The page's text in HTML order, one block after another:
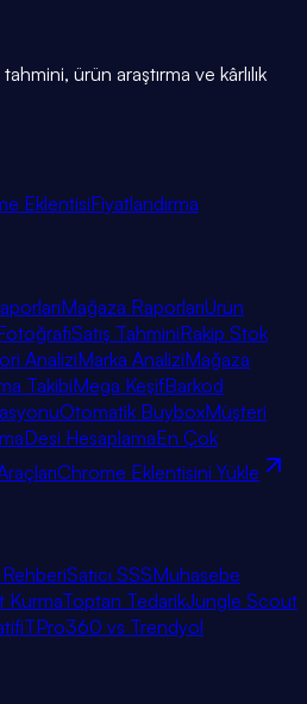
ürün araştırma ve kârlılık
EklentisiFiyatlandırma
Mağaza RaporlarıÜrün
Satış TahminiRakip Stok
AnaliziMarka AnaliziMağaza
TakibiMega KeşifBarkod
Otomatik BuyboxMüşteri
Desi HesaplamaEn Çok
Chrome Eklentisini Yükle
RehberiSatıcı SSSMuhasebe
KurmaToptan TedarikJungle Scout
TPro360 vs Trendyol